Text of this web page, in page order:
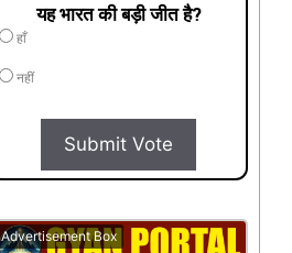
यह भारत की बड़ी जीत है?
हाँ
नहीं
Submit Vote
Advertisement Box